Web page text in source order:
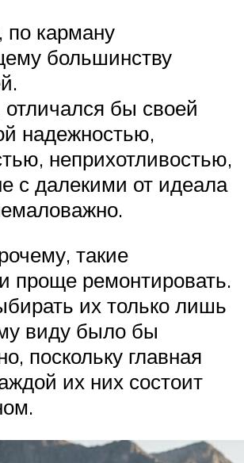
карману
большинству
бы своей
надежностью,
неприхотливостью,
с далекими от идеала
такие
проще ремонтировать.
их только лишь
виду было бы
поскольку главная
их них состоит